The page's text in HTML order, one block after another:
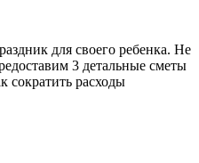
для своего ребенка. Не
3 детальные сметы
сократить расходы